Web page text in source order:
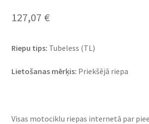
127,07 €
Riepu tips: Tubeless (TL)
Lietošanas mērķis: Priekšējā riepa
Visas motociklu riepas internetā par